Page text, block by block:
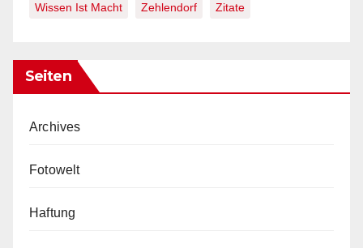
Wissen Ist Macht Zehlendorf Zitate
Seiten
Archives
Fotowelt
Haftung